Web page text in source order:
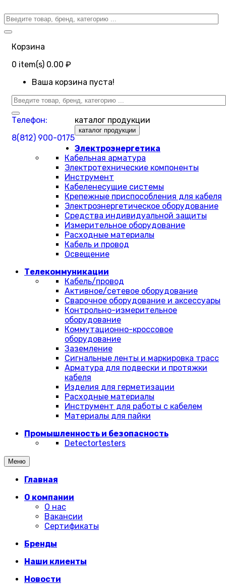
Корзина
0 item(s) 0.00 ₽
Ваша корзина пуста!
Телефон:
8(812) 900-0175
каталог продукции
каталог продукции
Электроэнергетика
Кабельная арматура
Электротехнические компоненты
Инструмент
Кабеленесущие системы
Крепежные приспособления для кабеля
Электроэнергетическое оборудование
Средства индивидуальной защиты
Измерительное оборудование
Расходные материалы
Кабель и провод
Освещение
Телекоммуникации
Кабель/провод
Активное/сетевое оборудование
Сварочное оборудование и аксессуары
Контрольно-измерительное
оборудование
Коммутационно-кроссовое
оборудование
Заземление
Сигнальные ленты и маркировка трасс
Арматура для подвески и протяжки
кабеля
Изделия для герметизации
Расходные материалы
Инструмент для работы с кабелем
Материалы для пайки
Промышленность и безопасность
Detectortesters
Меню
Главная
О компании
О нас
Вакансии
Сертификаты
Бренды
Наши клиенты
Новости